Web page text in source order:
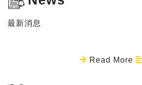
最新消息
Read More